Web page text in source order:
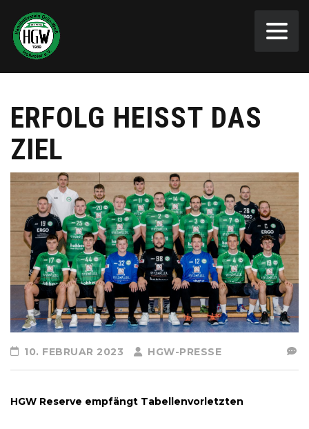
ERFOLG HEISST DAS Z
IEL
10. FEBRUAR 2023 HGW-PRESSE
HGW Reserve empfängt Tabellenvorletzten